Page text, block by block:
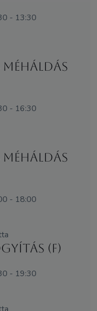
- 13:30
- 16:30
- 18:00
(F)
- 19:30